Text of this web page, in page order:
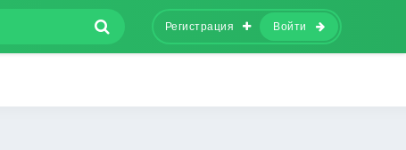
Регистрация Войти